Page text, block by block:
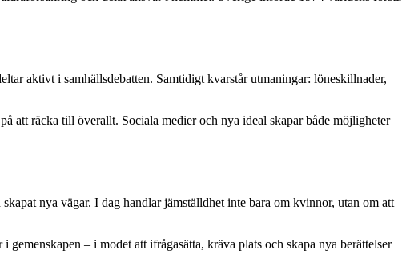
aktivt i samhällsdebatten. Samtidigt kvarstår utmaningar: löneskillnader,
att räcka till överallt. Sociala medier och nya ideal skapar både möjligheter
nya vägar. I dag handlar jämställdhet inte bara om kvinnor, utan om att
– i modet att ifrågasätta, kräva plats och skapa nya berättelser